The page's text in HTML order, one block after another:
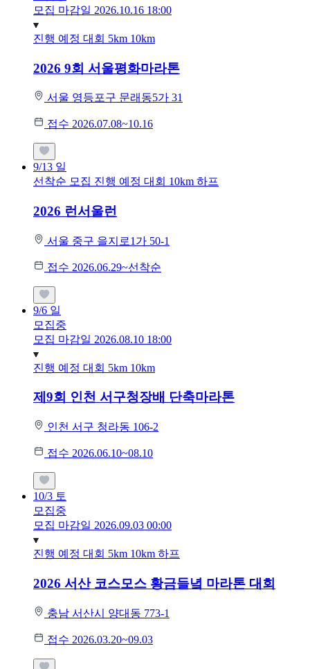
모집 마감일 2026.10.16 18:00
진행 예정 대회 5km 10km
2026 9회 서울평화마라톤
서울 영등포구 문래동5가 31
접수 2026.07.08~10.16
9/13 일
선착순 모집 진행 예정 대회 10km 하프
2026 런서울런
서울 중구 을지로1가 50-1
접수 2026.06.29~선착순
9/6 일
모집중
모집 마감일 2026.08.10 18:00
진행 예정 대회 5km 10km
제9회 인천 서구청장배 단축마라톤
인천 서구 청라동 106-2
접수 2026.06.10~08.10
10/3 토
모집중
모집 마감일 2026.09.03 00:00
진행 예정 대회 5km 10km 하프
2026 서산 코스모스 황금들녘 마라톤 대회
충남 서산시 양대동 773-1
접수 2026.03.20~09.03